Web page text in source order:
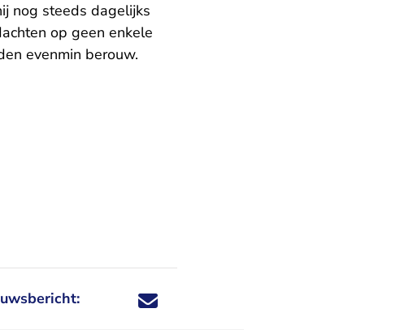
nog steeds dagelijks
op geen enkele
evenmin berouw.
Deel dit nieuwsbericht via X - U verlaat
Deel dit nieuwsbericht via Facebook - U
Deel dit nieuwsbericht via e-mail
Deel dit nieuwsbericht via LinkedIn - U